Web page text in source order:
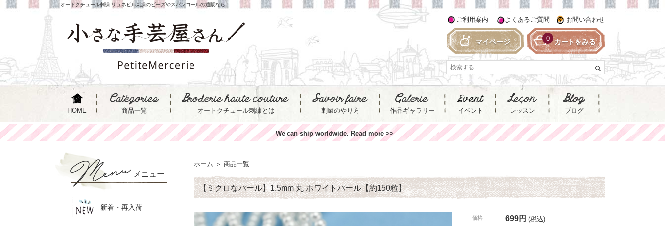
オートクチュール刺繍 リュネビル刺繍のビーズやスパンコールの通販なら
HOME 商品一覧 オートクチュール刺繍とは 刺繍のやり方 作品ギャラリー イベント レッスン ブログ
ご利用案内 よくあるご質問 お問い合わせ
マイページ カートをみる
0
We can ship worldwide. Read more >>
ホーム ＞ 商品一覧
【ミクロなパール】1.5mm 丸 ホワイトパール【約150粒】
価格 699円 (税込)
メニュー
新着・再入荷